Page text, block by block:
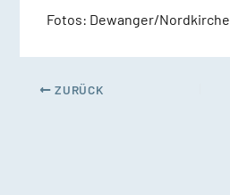
Fotos: Dewanger/Nordkirche
ZURÜCK